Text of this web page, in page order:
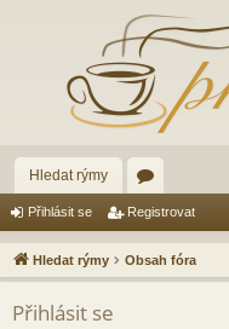
Hledat rýmy
ór
a
Přihlásit se Registrovat
Hledat rýmy Obsah fóra
Přihlásit se